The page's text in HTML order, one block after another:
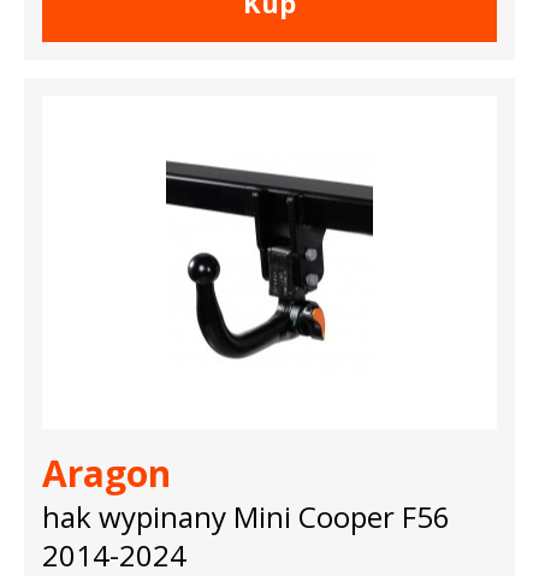
Aragon
hak wypinany Mini Cooper F56
2014-2024